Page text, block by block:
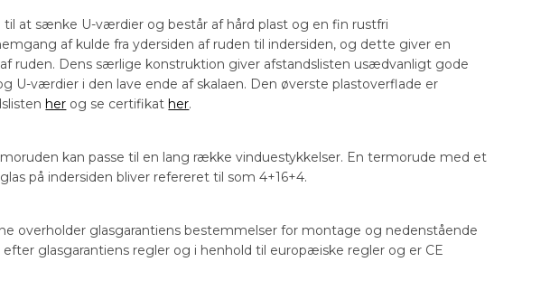
at sænke U-værdier og består af hård plast og en fin rustfri
af kulde fra ydersiden af ruden til indersiden, og dette giver en
ruden. Dens særlige konstruktion giver afstandslisten usædvanligt gode
U-værdier i den lave ende af skalaen. Den øverste plastoverflade er
her og se certifikather.
kan passe til en lang række vinduestykkelser. En termorude med et
på indersiden bliver refereret til som 4+16+4.
overholder glasgarantiens bestemmelser for montage og nedenstående
glasgarantiens regler og i henhold til europæiske regler og er CE